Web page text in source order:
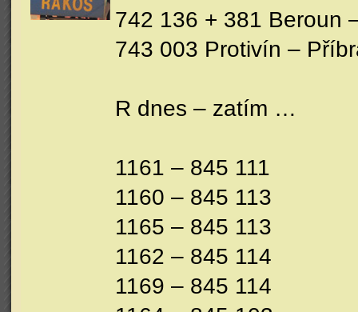
742 136 + 381 Beroun
743 003 Protivín –
R dnes – zatím …
1161 – 845 111
1160 – 845 113
1165 – 845 113
1162 – 845 114
1169 – 845 114